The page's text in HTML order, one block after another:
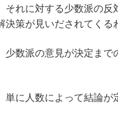
れに対する少数派の
策が見いだされてくる
数派の意見が決定ま
単に人数によって結論